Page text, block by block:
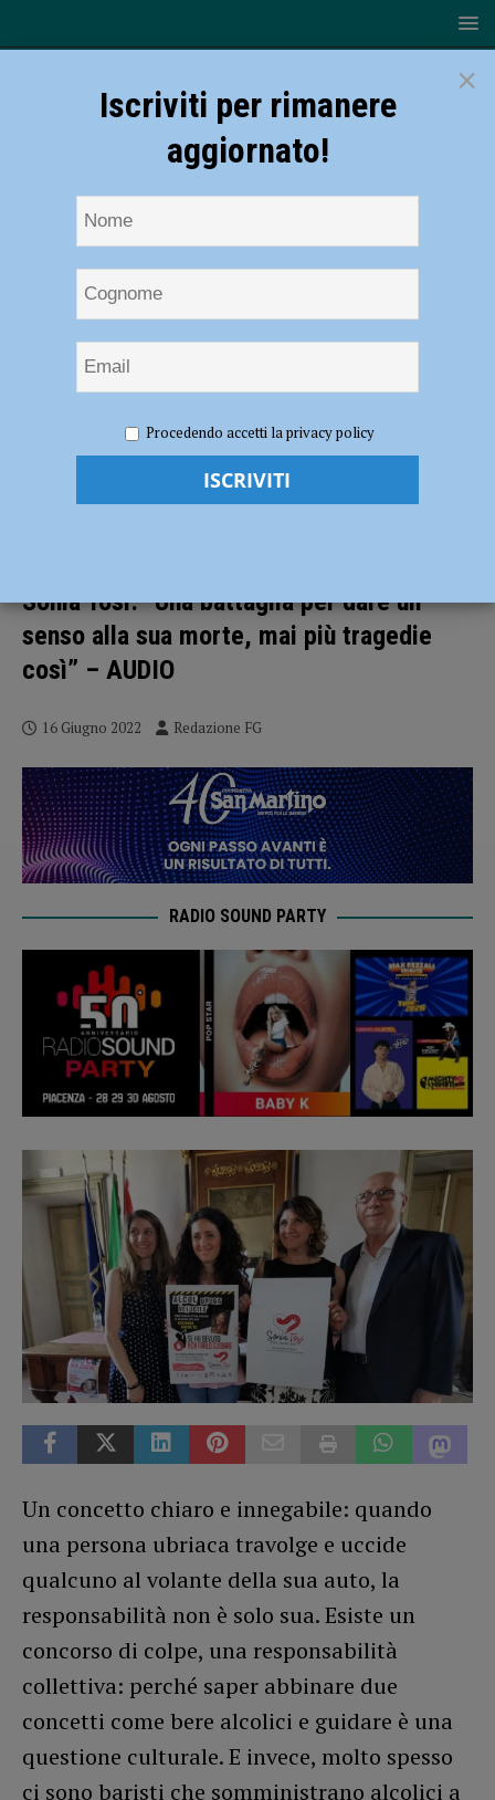
Daniele da un conducente ubriaco, nasce l’associazione Sonia Tosi:
“Una battaglia per dare un senso alla sua morte, mai più tragedie così”
Sonia Tosi: “Una battaglia per dare un
senso alla sua morte, mai più tragedie
così” – AUDIO
16 Giugno 2022 Redazione FG
RADIO SOUND PARTY
Un concetto chiaro e innegabile: quando
una persona ubriaca travolge e uccide
qualcuno al volante della sua auto, la
responsabilità non è solo sua. Esiste un
concorso di colpe, una responsabilità
collettiva: perché saper abbinare due
concetti come bere alcolici e guidare è una
questione culturale. E invece, molto spesso
ci sono baristi che somministrano alcolici a
×
Iscriviti per rimanere
aggiornato!
Procedendo accetti la privacy policy